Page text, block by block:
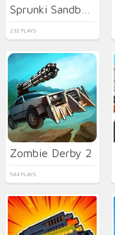
232 PLAYS
Zombie Derby 2
544 PLAYS